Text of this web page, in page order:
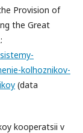
Provision of
the Great
kolhoznikov-
(data
kooperatsii v